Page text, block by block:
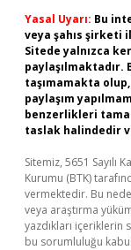
Yasal Uyarı: Bu
veya şahıs şirketi
Sitede yalnızca
taşımamakta
paylaşım
benzerlikleri
taslak halindedir
Sitemiz, 5651 Sayılı
Kurumu (BTK)
vermektedir. Bu
veya araştırma
yazdıkları
bu sorumluluğu